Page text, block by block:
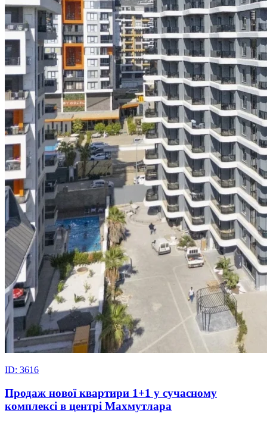
ID: 3616
Продаж нової квартири 1+1 у сучасному
комплексі в центрі Махмутлара